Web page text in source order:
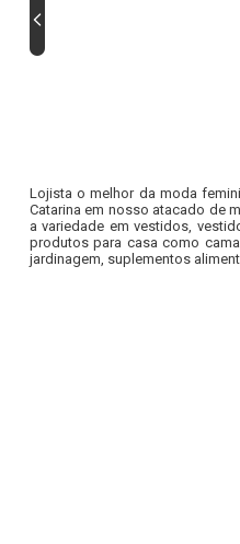
Lojista o melhor da moda
Catarina em nosso atacado de
a variedade em vestidos,
produtos para casa como
jardinagem, suplementos